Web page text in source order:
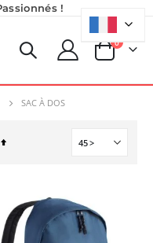
!
Panier
0produits
SAC À DOS
Par
8 990,00 €
7 491,67 €